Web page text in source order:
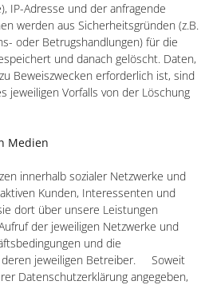
IP-Adresse und der anfragende
werden aus Sicherheitsgründen (z.B.
oder Betrugshandlungen) für die
und danach gelöscht. Daten,
Beweiszwecken erforderlich ist, sind
jeweiligen Vorfalls von der Löschung
Medien
innerhalb sozialer Netzwerke und
Kunden, Interessenten und
dort über unsere Leistungen
der jeweiligen Netzwerke und
und die
deren jeweiligen Betreiber. Soweit
Datenschutzerklärung angegeben,